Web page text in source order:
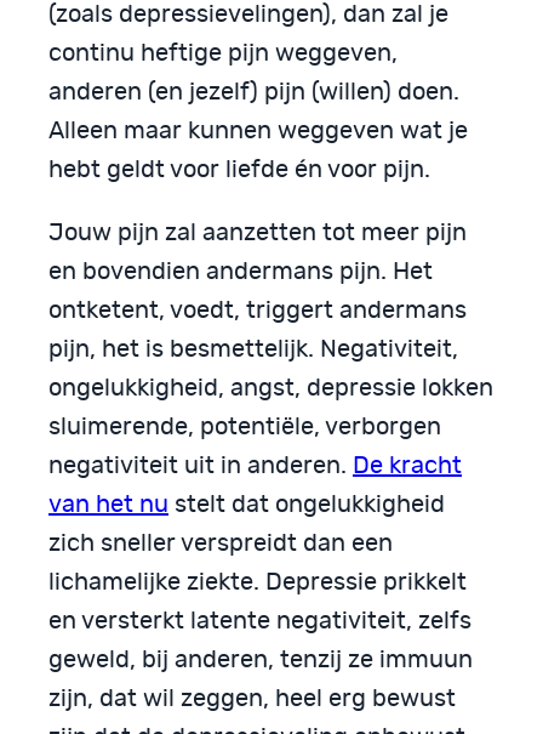
(zoals depressievelingen), dan zal je
continu heftige pijn weggeven,
anderen (en jezelf) pijn (willen) doen.
Alleen maar kunnen weggeven wat je
hebt geldt voor liefde én voor pijn.
Jouw pijn zal aanzetten tot meer pijn
en bovendien andermans pijn. Het
ontketent, voedt, triggert andermans
pijn, het is besmettelijk. Negativiteit,
ongelukkigheid, angst, depressie lokken
sluimerende, potentiële, verborgen
negativiteit uit in anderen. De kracht
van het nu stelt dat ongelukkigheid
zich sneller verspreidt dan een
lichamelijke ziekte. Depressie prikkelt
en versterkt latente negativiteit, zelfs
geweld, bij anderen, tenzij ze immuun
zijn, dat wil zeggen, heel erg bewust